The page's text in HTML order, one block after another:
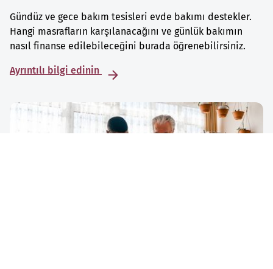
Gündüz ve gece bakım tesisleri evde bakımı destekler.
Hangi masrafların karşılanacağını ve günlük bakımın
nasıl finanse edilebileceğini burada öğrenebilirsiniz.
Ayrıntılı bilgi edinin